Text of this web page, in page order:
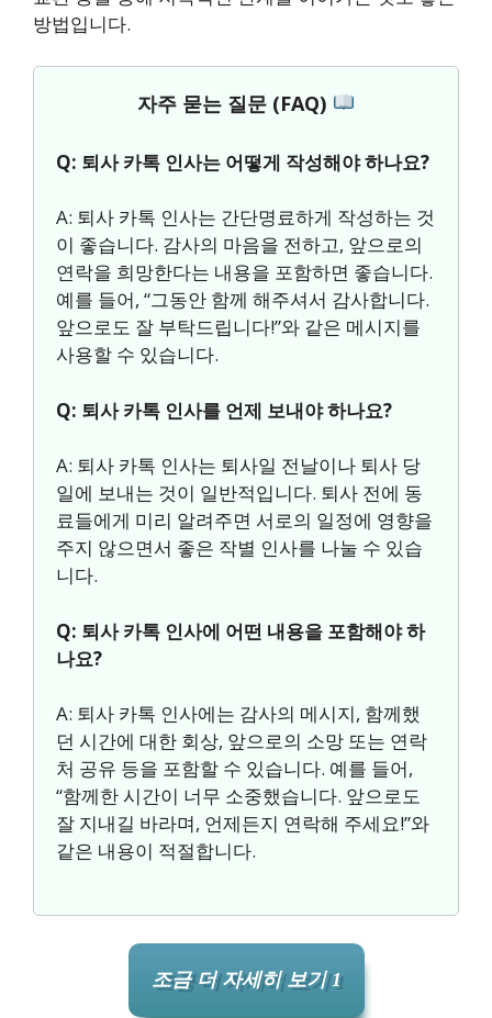
방법입니다.
자주 묻는 질문 (FAQ)
Q: 퇴사 카톡 인사는 어떻게 작성해야 하나요?
A: 퇴사 카톡 인사는 간단명료하게 작성하는 것
이 좋습니다. 감사의 마음을 전하고, 앞으로의
연락을 희망한다는 내용을 포함하면 좋습니다.
예를 들어, “그동안 함께 해주셔서 감사합니다.
앞으로도 잘 부탁드립니다!”와 같은 메시지를
사용할 수 있습니다.
Q: 퇴사 카톡 인사를 언제 보내야 하나요?
A: 퇴사 카톡 인사는 퇴사일 전날이나 퇴사 당
일에 보내는 것이 일반적입니다. 퇴사 전에 동
료들에게 미리 알려주면 서로의 일정에 영향을
주지 않으면서 좋은 작별 인사를 나눌 수 있습
니다.
Q: 퇴사 카톡 인사에 어떤 내용을 포함해야 하
나요?
A: 퇴사 카톡 인사에는 감사의 메시지, 함께했
던 시간에 대한 회상, 앞으로의 소망 또는 연락
처 공유 등을 포함할 수 있습니다. 예를 들어,
“함께한 시간이 너무 소중했습니다. 앞으로도
잘 지내길 바라며, 언제든지 연락해 주세요!”와
같은 내용이 적절합니다.
조금 더 자세히 보기 1